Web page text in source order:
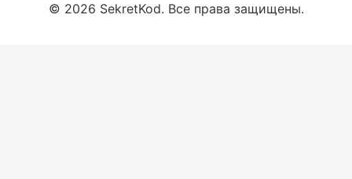
© 2026 SekretKod. Все права защищены.